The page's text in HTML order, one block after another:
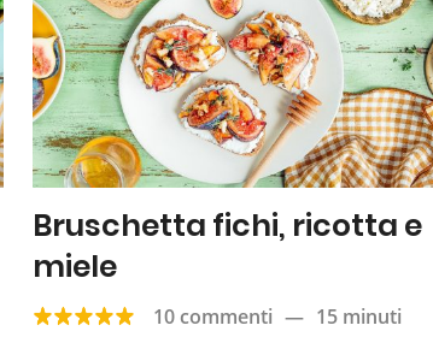
Bruschetta fichi, ricotta e
miele
10 commenti — 15 minuti